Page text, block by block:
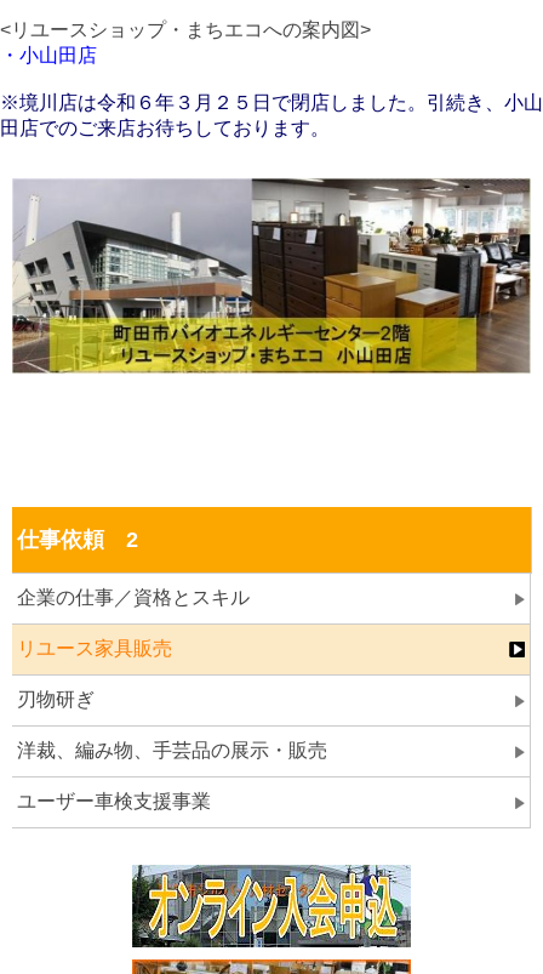
<リユースショップ・まちエコへの案内図>
・小山田店
※境川店は令和６年３月２５日で閉店しました。引続き、小山
田店でのご来店お待ちしております。
仕事依頼 2
企業の仕事／資格とスキル
リユース家具販売
刃物研ぎ
洋裁、編み物、手芸品の展示・販売
ユーザー車検支援事業